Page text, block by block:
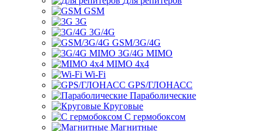
GSM
3G
3G/4G
GSM/3G/4G
3G/4G MIMO
MIMO 4x4
Wi-Fi
GPS/ГЛОНАСС
Параболические
Круговые
С гермобоксом
Магнитные